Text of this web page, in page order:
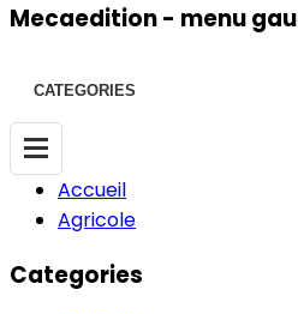
Mecaedition - menu
CATEGORIES
Accueil
Agricole
Categories